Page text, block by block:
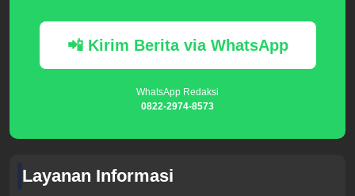
📲 Kirim Berita via WhatsApp
WhatsApp Redaksi
0822-2974-8573
Layanan Informasi